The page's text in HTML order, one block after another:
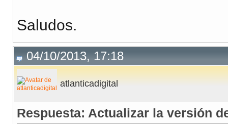
Saludos.
04/10/2013, 17:18
atlanticadigital
Respuesta: Actualizar la versión